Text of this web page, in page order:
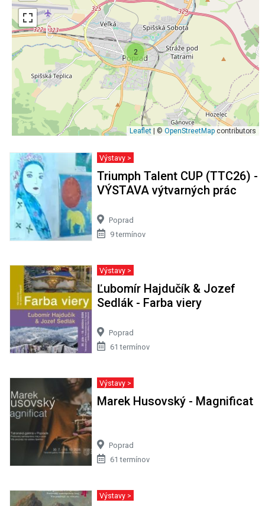
2
Leaflet | © OpenStreetMap contributors
Výstavy >
Triumph Talent CUP (TTC26) -
VÝSTAVA výtvarných prác
Poprad
9 termínov
Výstavy >
Ľubomír Hajdučík & Jozef
Sedlák - Farba viery
Poprad
61 termínov
Výstavy >
Marek Husovský - Magnificat
Poprad
61 termínov
Výstavy >